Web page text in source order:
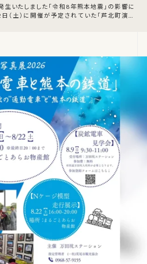
いたしました「令和8年熊本地震」の影響に
（土）に開催が予定されていた「芦北町演能